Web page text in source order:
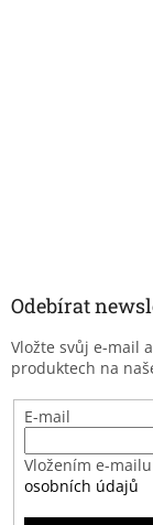
Odebírat
Vložte svůj e-mail
produktech na
E-mail
Vložením e-
osobních údajů